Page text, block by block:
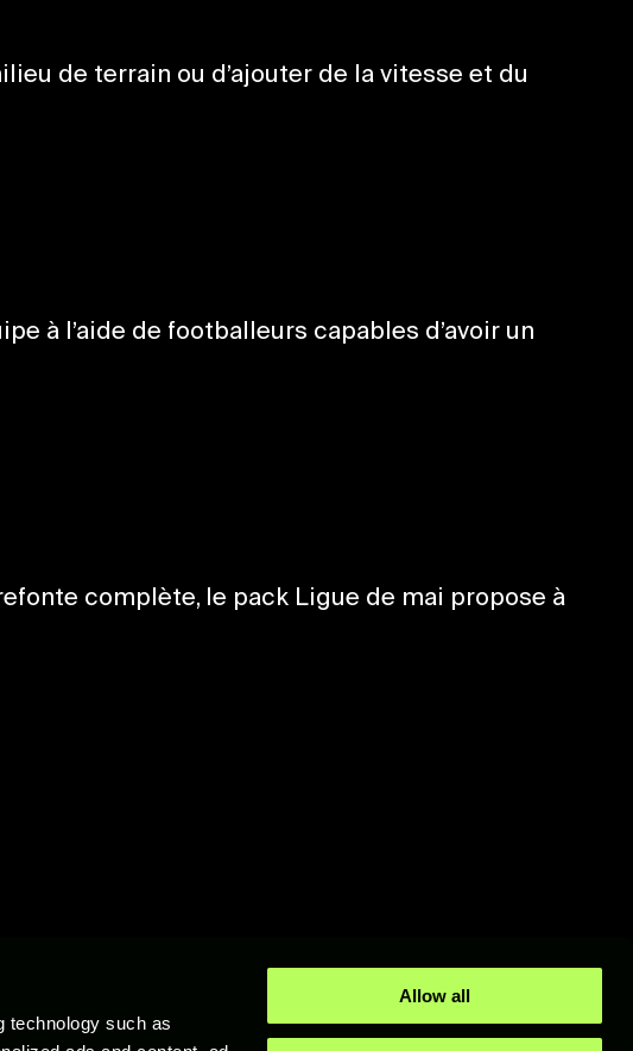
technology such as
Allow all
de terrain ou d’ajouter de la vitesse et du
à l’aide de footballeurs capables d’avoir un
complète, le pack Ligue de mai propose à